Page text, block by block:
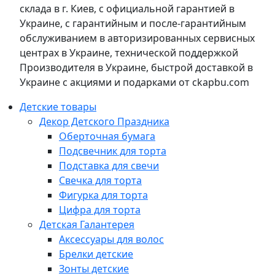
склада в г. Киев, с официальной гарантией в
Украине, с гарантийным и после-гарантийным
обслуживанием в авторизированных сервисных
центрах в Украине, технической поддержкой
Производителя в Украине, быстрой доставкой в
Украине с акциями и подарками от ckapbu.com
Детские товары
Декор Детского Праздника
Оберточная бумага
Подсвечник для торта
Подставка для свечи
Свечка для торта
Фигурка для торта
Цифра для торта
Детская Галантерея
Аксессуары для волос
Брелки детские
Зонты детские